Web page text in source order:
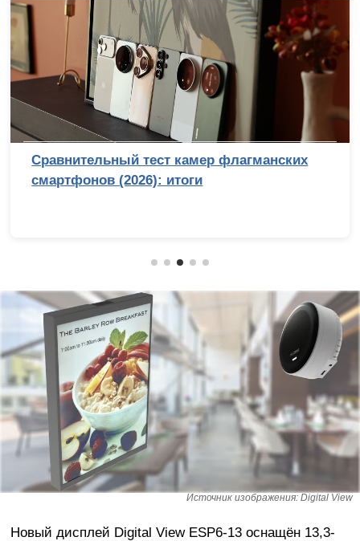
Сравнительный тест камер флагманских
смартфонов (2026): итоги
Источник изображения: Digital View
Новый дисплей Digital View ESP6-13 оснащён 13,3-